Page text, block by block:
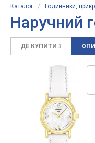
Каталог / Годинники,
Наручний
ДЕ КУПИТИ 3